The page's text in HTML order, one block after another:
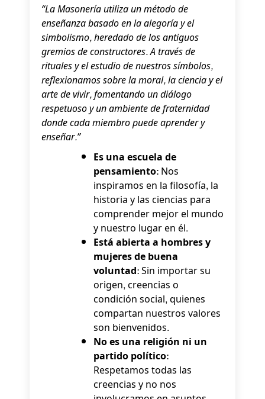
“La Masonería utiliza un método de
enseñanza basado en la alegoría y el
simbolismo, heredado de los antiguos
gremios de constructores. A través de
rituales y el estudio de nuestros símbolos,
reflexionamos sobre la moral, la ciencia y el
arte de vivir, fomentando un diálogo
respetuoso y un ambiente de fraternidad
donde cada miembro puede aprender y
enseñar.”
Es una escuela de
pensamiento:Nos
inspiramos en la filosofía, la
historia y las ciencias para
comprender mejor el mundo
y nuestro lugar en él.
Está abierta a hombres y
mujeres de buena
voluntad:Sin importar su
origen, creencias o
condición social, quienes
compartan nuestros valores
son bienvenidos.
No es una religión ni un
partido político:
Respetamos todas las
creencias y no nos